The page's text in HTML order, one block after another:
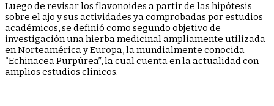
Luego de revisar los flavonoides a partir de las hipótesis
sobre el ajo y sus actividades ya comprobadas por estudios
académicos, se definió como segundo objetivo de
investigación una hierba medicinal ampliamente utilizada
en Norteamérica y Europa, la mundialmente conocida
“Echinacea Purpúrea”, la cual cuenta en la actualidad con
amplios estudios clínicos.